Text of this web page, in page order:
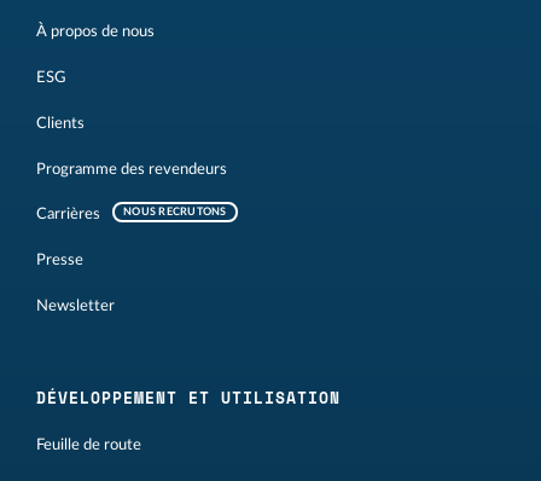
À propos de nous
ESG
Clients
Programme des revendeurs
Carrières NOUS RECRUTONS
Presse
Newsletter
DÉVELOPPEMENT ET UTILISATION
Feuille de route